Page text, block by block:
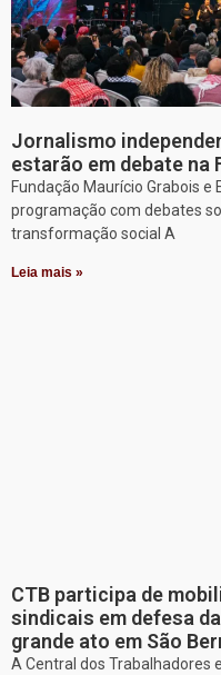
Jornalismo
estarão em debate na
Fundação Maurício Grabois
programação com debates
transformação social A
Leia mais »
CTB participa de
sindicais em defesa
grande ato em São
A Central dos Trabalhadores